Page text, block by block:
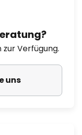
Verfügung.
uns